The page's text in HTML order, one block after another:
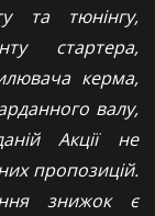
та тюнінгу,
стартера,
керма,
валу,
Акції не
пропозицій.
знижок є